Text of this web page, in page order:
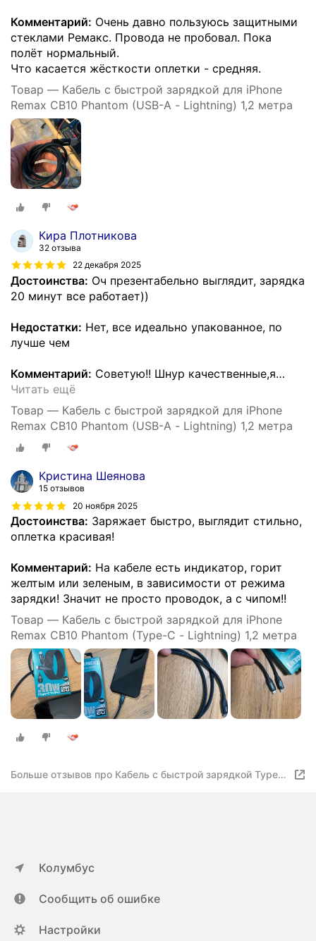
Комментарий: Очень давно пользуюсь защитными
стеклами Ремакс. Провода не пробовал. Пока
полёт нормальный.
Что касается жёсткости оплетки - средняя.
Товар — Кабель с быстрой зарядкой для iPhone
Remax CB10 Phantom (USB-A - Lightning) 1,2 метра
Кира Плотникова
32 отзыва
22 декабря 2025
Достоинства: Оч презентабельно выглядит, зарядка
20 минут все работает))
Недостатки: Нет, все идеально упакованное, по
лучше чем
Комментарий: Советую!! Шнур качественные,я…
Читать ещё
Товар — Кабель с быстрой зарядкой для iPhone
Remax CB10 Phantom (USB-A - Lightning) 1,2 метра
Кристина Шеянова
15 отзывов
20 ноября 2025
Достоинства: Заряжает быстро, выглядит стильно,
оплетка красивая!
Комментарий: На кабеле есть индикатор, горит
желтым или зеленым, в зависимости от режима
зарядки! Значит не просто проводок, а с чипом!!
Товар — Кабель с быстрой зарядкой для iPhone
Remax CB10 Phantom (Type-C - Lightning) 1,2 метра
Больше отзывов про Кабель с быстрой зарядкой Type-C
Колумбус
Сообщить об ошибке
Настройки